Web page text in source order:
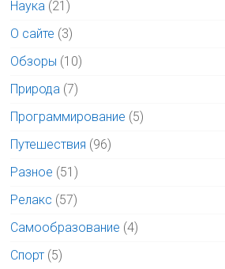
Наука (21)
О сайте (3)
Обзоры (10)
Природа (7)
Программирование (5)
Путешествия (96)
Разное (51)
Релакс (57)
Самообразование (4)
Спорт (5)